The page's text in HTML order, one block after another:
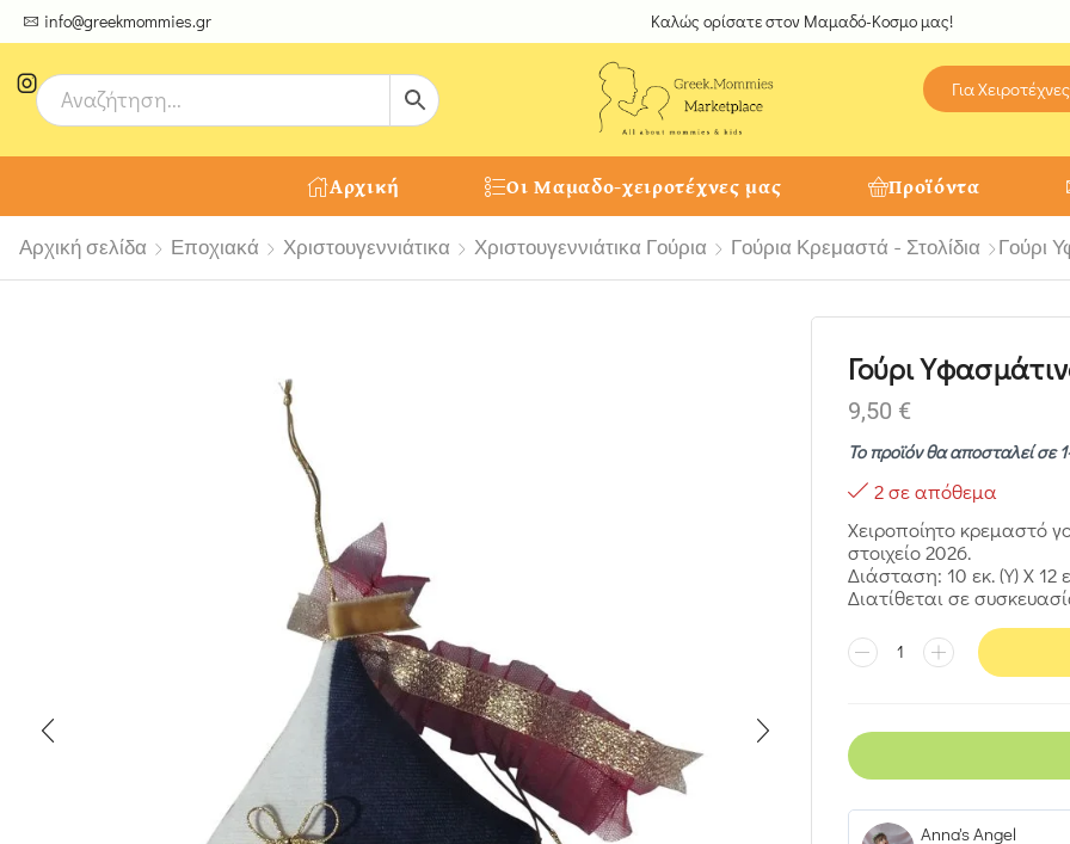
info@greekmommies.gr
μοναδικές δημιουργίες από τους Χειροτέχνες μας! Καλώς ορίσατε στον Μαμαδό-Κοσμο μας!
Για Χειροτέχνες
Αρχική Οι Μαμαδο-χειροτέχνες μας Προϊόντα
Αρχική σελίδα Εποχιακά Χριστουγεννιάτικα Χριστουγεννιάτικα Γούρια Γούρια Κρεμαστά - Στολίδια Γούρι
Γούρι
9,50 €
Το προϊόν θα αποσταλεί σε
2 σε απόθεμα
Χειροποίητο κρεμαστό
στοιχείο 2026.
Διάσταση: 10 εκ. (Υ) X 12
Διατίθεται σε
Anna's Angel